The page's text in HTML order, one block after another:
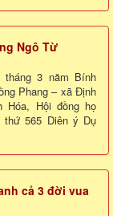
Ngô Từ
tháng 3 năm Bính
Phang – xã Định
Hóa, Hội đồng họ
thứ 565 Diên ý Dụ
cả 3 đời vua